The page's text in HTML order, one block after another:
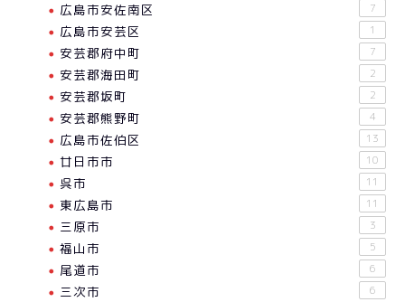
広島市安佐南区 7
広島市安芸区 1
安芸郡府中町 7
安芸郡海田町 2
安芸郡坂町 2
安芸郡熊野町 4
広島市佐伯区 13
廿日市市 10
呉市 11
東広島市 11
三原市 3
福山市 5
尾道市 6
三次市 6